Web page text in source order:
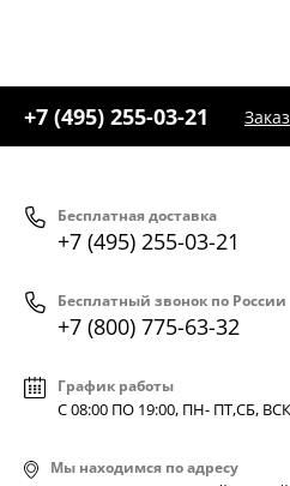
+7 (495) 255-03-21
Бесплатная доставка
+7 (495) 255-03-21
Бесплатный звонок по России
+7 (800) 775-63-32
График работы
С 08:00 ПО 19:00, ПН- ПТ,СБ, ВСК
Мы находимся по адресу